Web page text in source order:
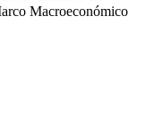
Macroeconómico